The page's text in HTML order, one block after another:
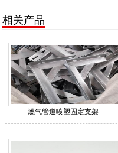
相关产品
燃气管道喷塑固定支架